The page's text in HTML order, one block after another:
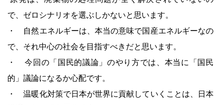
で、ゼロシナリオを選ぶしかないと思います。
・ 自然エネルギーは、本当の意味で国産エネルギーなの
で、それ中心の社会を目指すべきだと思います。
・ 今回の「国民的議論」のやり方では、本当に「国民
的」議論になるか心配です。
・ 温暖化対策で日本が世界に貢献していくことは、日本